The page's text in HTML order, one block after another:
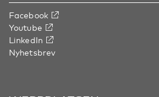
Facebook
Youtube
LinkedIn
Nyhetsbrev